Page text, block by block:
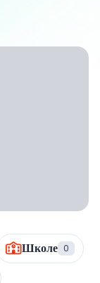
Школе 0